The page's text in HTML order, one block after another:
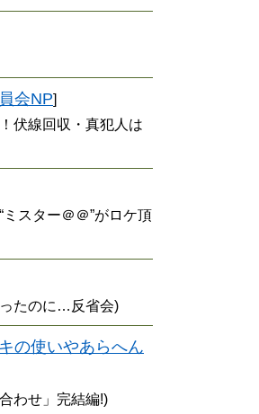
会NP]
伏線回収・真犯人は
スター＠＠”がロケ頂
たのに…反省会)
の使いやあらへん
わせ」完結編!)